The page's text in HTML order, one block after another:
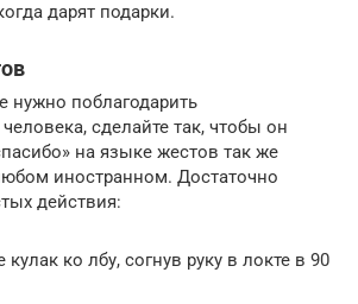
дарят подарки.
нужно поблагодарить
сделайте так, чтобы он
на языке жестов так же
иностранном. Достаточно
действия:
кулак ко лбу, согнув руку в локте в 90